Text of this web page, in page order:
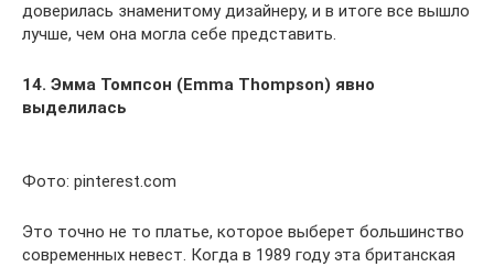
доверилась знаменитому дизайнеру, и в итоге все вышло
лучше, чем она могла себе представить.
14. Эмма Томпсон (Emma Thompson) явно
выделилась
Фото: pinterest.com
Это точно не то платье, которое выберет большинство
современных невест. Когда в 1989 году эта британская